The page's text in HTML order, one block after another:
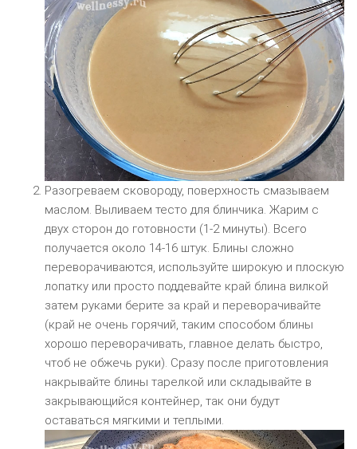
Разогреваем сковороду, поверхность смазываем
маслом. Выливаем тесто для блинчика. Жарим с
двух сторон до готовности (1-2 минуты). Всего
получается около 14-16 штук. Блины сложно
переворачиваются, используйте широкую и плоскую
лопатку или просто поддевайте край блина вилкой
затем руками берите за край и переворачивайте
(край не очень горячий, таким способом блины
хорошо переворачивать, главное делать быстро,
чтоб не обжечь руки). Сразу после приготовления
накрывайте блины тарелкой или складывайте в
закрывающийся контейнер, так они будут
оставаться мягкими и теплыми.